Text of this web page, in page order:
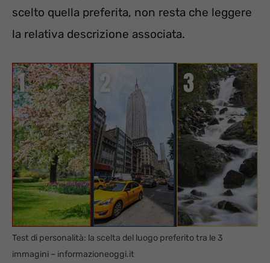
scelto quella preferita, non resta che leggere
la relativa descrizione associata.
Test di personalità: la scelta del luogo preferito tra le 3
immagini – informazioneoggi.it